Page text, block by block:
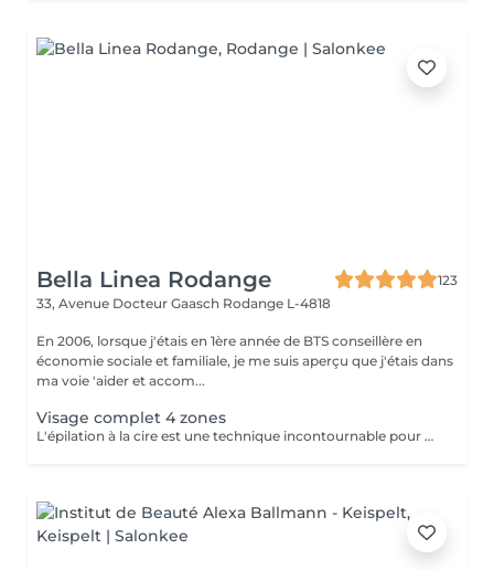
Bella Linea Rodange
123
33, Avenue Docteur Gaasch Rodange L-4818
En 2006, lorsque j'étais en 1ère année de BTS conseillère en
économie sociale et familiale, je me suis aperçu que j'étais dans
ma voie 'aider et accom...
Visage complet 4 zones
L'épilation à la cire est une technique incontournable pour obtenir une peau lisse et nette. La cire chaude ou tiède est appliquée sur la zone à traiter, puis retirée en arrachant le poil à la racine. Cette méthode offre un résultat durable, avec une repousse plus fine et plus discrète au fil des séances. Les bénéfices : Peau douce et lisse pendant plusieurs semaines Repousse plus fine et plus lente qu'avec un rasoir Adaptée à toutes les zones (visage, jambes, maillot, aisselles, bras, dos) Rapide et efficace Un rituel de beauté classique, qui reste une solution idéale pour un résultat net, précis et longue durée.